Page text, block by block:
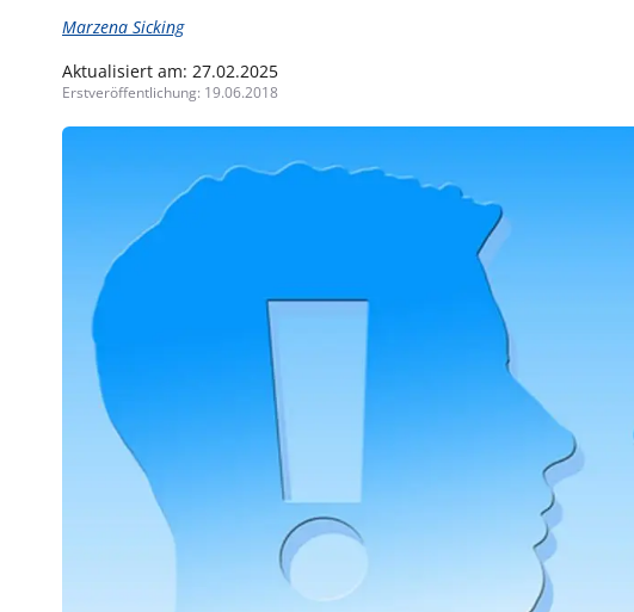
Marzena Sicking
Aktualisiert am: 27.02.2025
Erstveröffentlichung: 19.06.2018